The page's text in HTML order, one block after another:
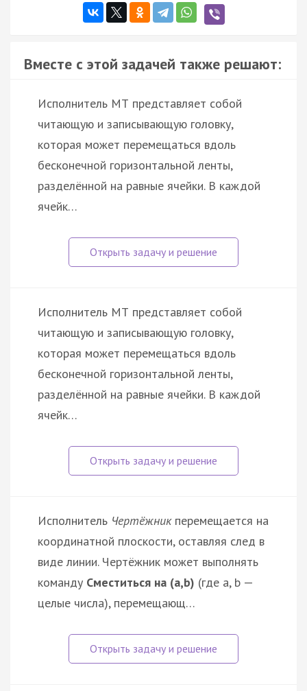
Вместе с этой задачей также решают:
Исполнитель МТ представляет собой
читающую и записывающую головку,
которая может перемещаться вдоль
бесконечной горизонтальной ленты,
разделённой на равные ячейки. В каждой
ячейк…
Исполнитель МТ представляет собой
читающую и записывающую головку,
которая может перемещаться вдоль
бесконечной горизонтальной ленты,
разделённой на равные ячейки. В каждой
ячейк…
Исполнитель Чертёжникперемещается на
координатной плоскости, оставляя след в
виде линии. Чертёжник может выполнять
команду Сместиться на (a,b) (где a, b —
целые числа), перемещающ…